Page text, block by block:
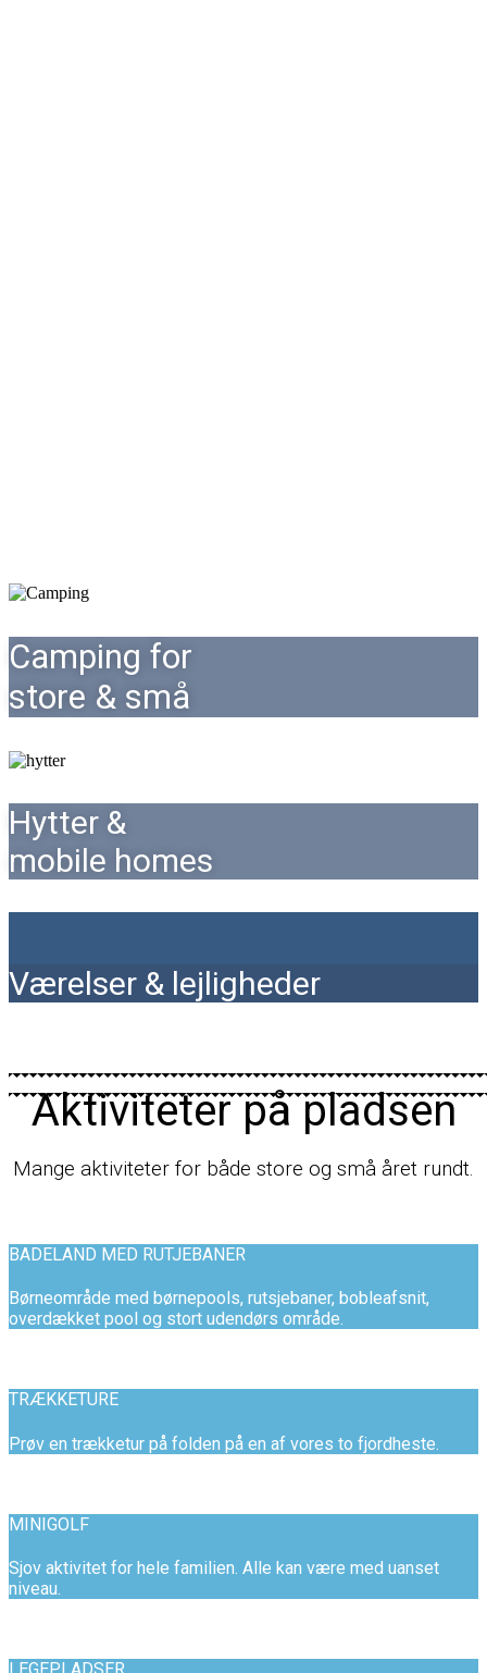
Camping for
store & små
Hytter &
mobile homes
Værelser & lejligheder
Aktiviteter på pladsen
Mange aktiviteter for både store og små året rundt.
BADELAND MED RUTJEBANER
Børneområde med børnepools, rutsjebaner, bobleafsnit,
overdækket pool og stort udendørs område.
TRÆKKETURE
Prøv en trækketur på folden på en af vores to fjordheste.
MINIGOLF
Sjov aktivitet for hele familien. Alle kan være med uanset
niveau.